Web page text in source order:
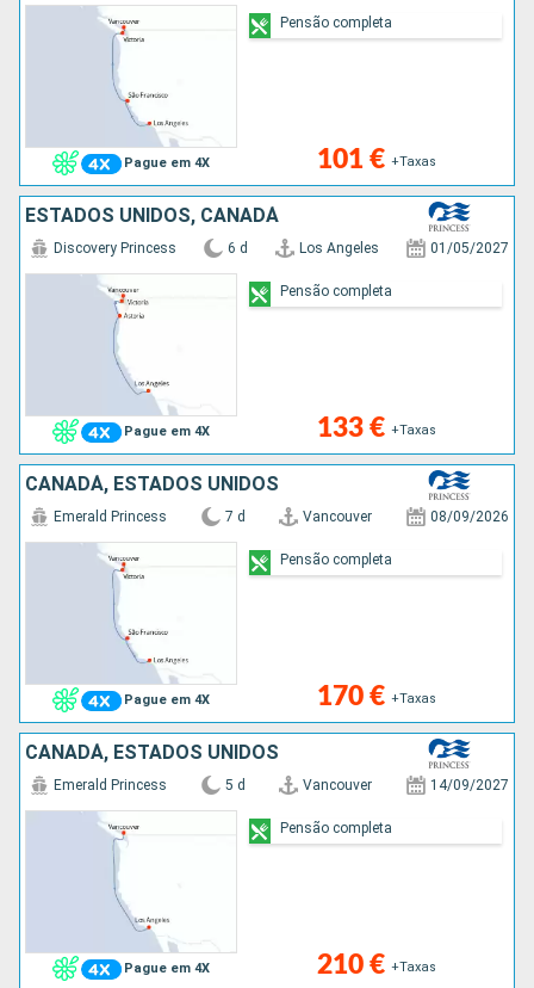
Pague em 4X 101 € +Taxas
Pensão completa
ESTADOS UNIDOS, CANADÁ
Pague em 4X
Discovery Princess 6 d Los Angeles 01/05/2027
133 € +Taxas
Pensão completa
CANADÁ, ESTADOS UNIDOS
Pague em 4X
Emerald Princess 7 d Vancouver 08/09/2026
170 € +Taxas
Pensão completa
CANADÁ, ESTADOS UNIDOS
Pague em 4X
Emerald Princess 5 d Vancouver 14/09/2027
210 € +Taxas
Pensão completa